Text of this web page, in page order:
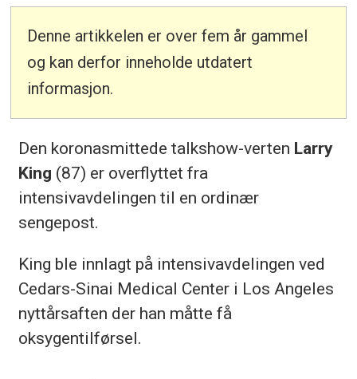
Denne artikkelen er over fem år gammel
og kan derfor inneholde utdatert
informasjon.
Den koronasmittede talkshow-verten Larry
King (87) er overflyttet fra
intensivavdelingen til en ordinær
sengepost.
King ble innlagt på intensivavdelingen ved
Cedars-Sinai Medical Center i Los Angeles
nyttårsaften der han måtte få
oksygentilførsel.